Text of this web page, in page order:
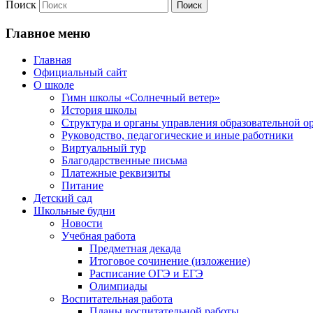
Поиск
Главное меню
Главная
Официальный сайт
О школе
Гимн школы «Солнечный ветер»
История школы
Структура и органы управления образовательной
Руководство, педагогические и иные работники
Виртуальный тур
Благодарственные письма
Платежные реквизиты
Питание
Детский сад
Школьные будни
Новости
Учебная работа
Предметная декада
Итоговое сочинение (изложение)
Расписание ОГЭ и ЕГЭ
Олимпиады
Воспитательная работа